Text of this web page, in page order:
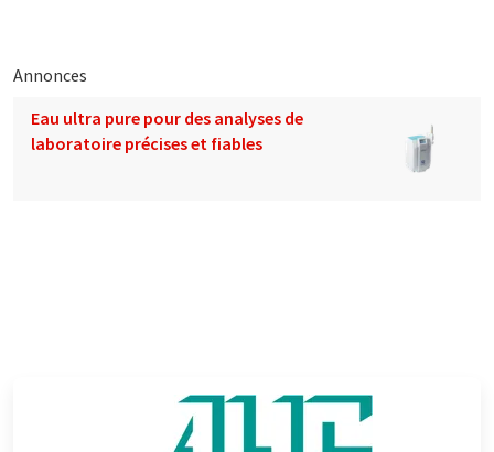
Annonces
Eau ultra pure pour des analyses de
laboratoire précises et fiables